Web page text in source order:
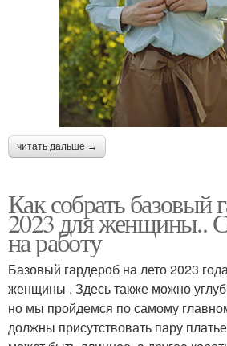
читать дальше →
Как собрать базовый
2023 для женщины..
на работу
Базовый гардероб на лето 2023
женщины . Здесь также можно
но мы пройдемся по самому
должны присутствовать пару